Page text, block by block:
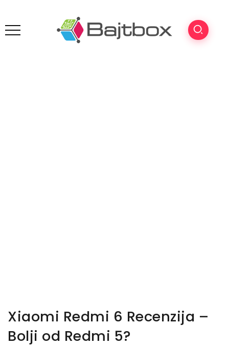
Xiaomi Redmi 6 Recenzija –
Bolji od Redmi 5?